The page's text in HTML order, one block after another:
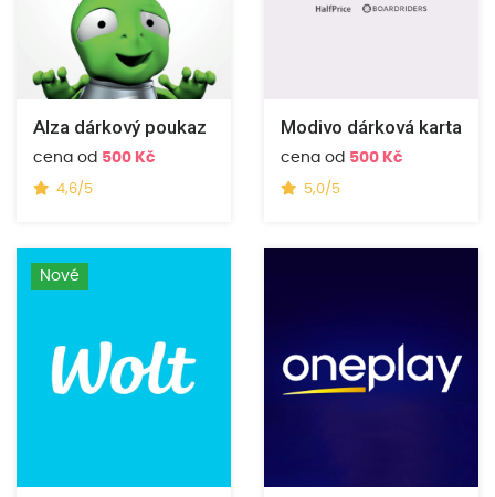
Alza dárkový poukaz
cena od 500 Kč
4,6/5
Modivo dárková karta
cena od 500 Kč
5,0/5
Nové